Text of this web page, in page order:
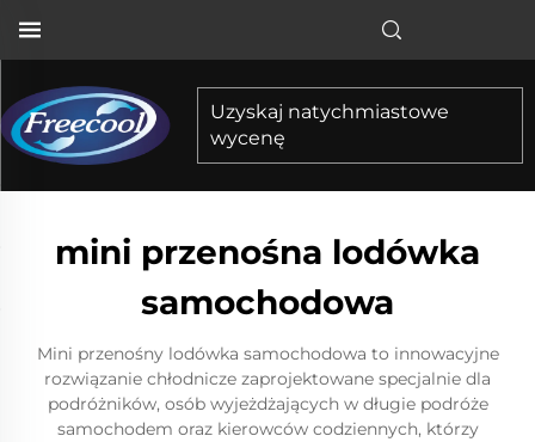
Uzyskaj natychmiastowe
wycenę
mini przenośna lodówka
samochodowa
Mini przenośny lodówka samochodowa to innowacyjne
rozwiązanie chłodnicze zaprojektowane specjalnie dla
podróżników, osób wyjeżdżających w długie podróże
samochodem oraz kierowców codziennych, którzy